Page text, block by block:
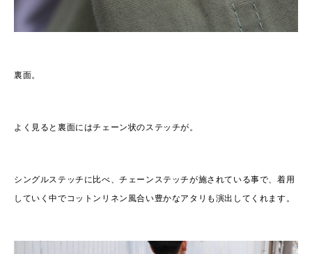
裏面。
よく見ると裏面にはチェーン状のステッチが。
シングルステッチに比べ、チェーンステッチが施されている事で、着用
していく中でコットンリネン風合い豊かなアタリも演出してくれます。